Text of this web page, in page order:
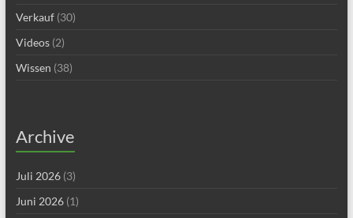
Verkauf(30)
Videos(2)
Wissen (38)
Archive
Juli 2026(3)
Juni 2026(1)